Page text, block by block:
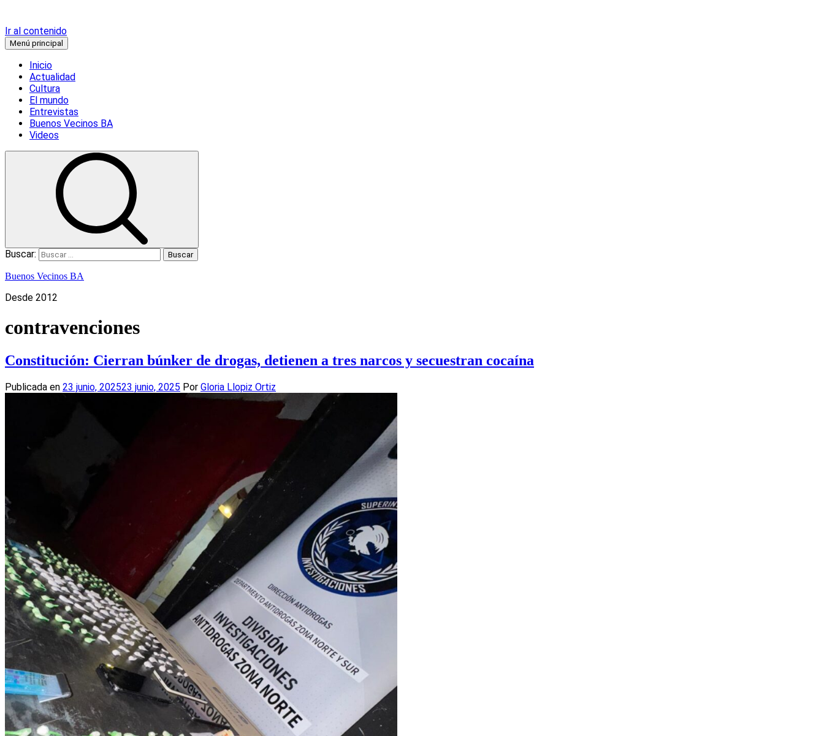
Ir al contenido
Menú principal
Inicio
Actualidad
Cultura
El mundo
Entrevistas
Buenos Vecinos BA
Videos
Buscar:
Buenos Vecinos BA
Desde 2012
contravenciones
Constitución: Cierran búnker de drogas, detienen a tres narcos y secuestran cocaína
Publicada en 23 junio, 202523 junio, 2025 Por Gloria Llopiz Ortiz